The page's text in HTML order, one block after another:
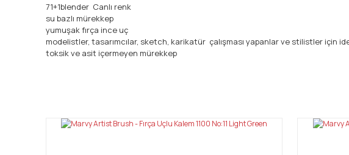
71+1blender Canlı renk
su bazlı mürekkep
yumuşak fırça ince uç
modelistler, tasarımcılar, sketch, karikatür çalışması yapanlar ve stilistler için
toksik ve asit içermeyen mürekkep
Bu ürünün fiyat bilgisi, resim, ürün açıklamalarında ve diğer konularda
Ürün resmi kalitesiz, bozuk veya görüntülenemiyor.